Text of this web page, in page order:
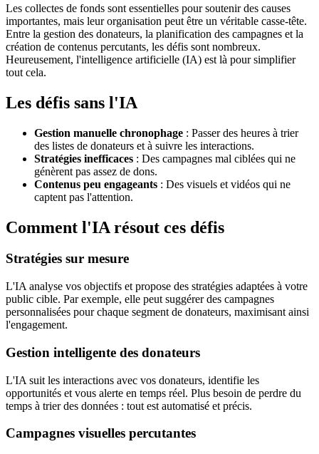
Les collectes de fonds sont essentielles pour soutenir des causes
importantes, mais leur organisation peut être un véritable casse-tête.
Entre la gestion des donateurs, la planification des campagnes et la
création de contenus percutants, les défis sont nombreux.
Heureusement, l'intelligence artificielle (IA) est là pour simplifier
tout cela.
Les défis sans l'IA
Gestion manuelle chronophage : Passer des heures à trier
des listes de donateurs et à suivre les interactions.
Stratégies inefficaces : Des campagnes mal ciblées qui ne
génèrent pas assez de dons.
Contenus peu engageants : Des visuels et vidéos qui ne
captent pas l'attention.
Comment l'IA résout ces défis
Stratégies sur mesure
L'IA analyse vos objectifs et propose des stratégies adaptées à votre
public cible. Par exemple, elle peut suggérer des campagnes
personnalisées pour chaque segment de donateurs, maximisant ainsi
l'engagement.
Gestion intelligente des donateurs
L'IA suit les interactions avec vos donateurs, identifie les
opportunités et vous alerte en temps réel. Plus besoin de perdre du
temps à trier des données : tout est automatisé et précis.
Campagnes visuelles percutantes